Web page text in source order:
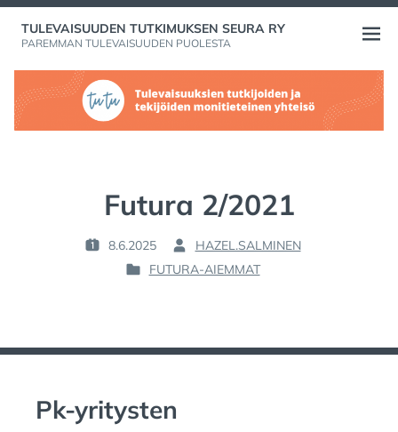
Skip
TULEVAISUUDEN TUTKIMUKSEN SEURA RY
PAREMMAN TULEVAISUUDEN PUOLESTA
Open
Futura 2/2021
P
D
:
8.6.2025
B
Y
HAZEL.SALMINEN
P
E
N
FUTURA-AIEMMAT
Pk-yritysten